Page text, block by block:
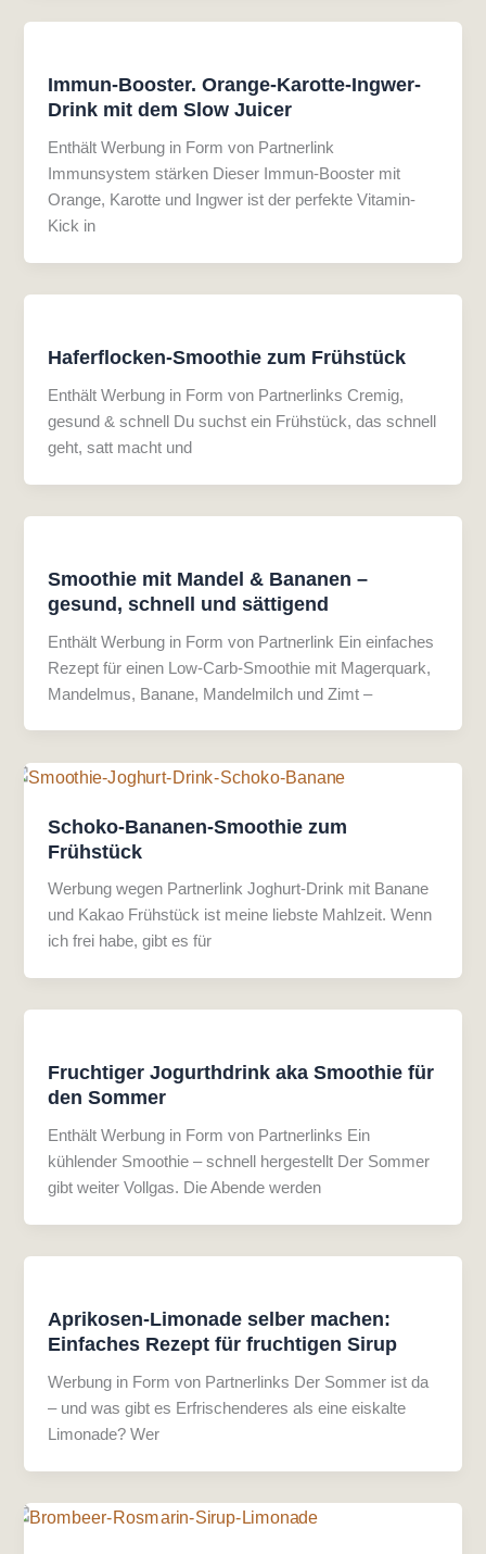
Immun-Booster. Orange-Karotte-Ingwer-
Drink mit dem Slow Juicer
Enthält Werbung in Form von Partnerlink
Immunsystem stärken Dieser Immun-Booster mit
Orange, Karotte und Ingwer ist der perfekte Vitamin-
Kick in
Haferflocken-Smoothie zum Frühstück
Enthält Werbung in Form von Partnerlinks Cremig,
gesund & schnell Du suchst ein Frühstück, das schnell
geht, satt macht und
Smoothie mit Mandel & Bananen –
gesund, schnell und sättigend
Enthält Werbung in Form von Partnerlink Ein einfaches
Rezept für einen Low-Carb-Smoothie mit Magerquark,
Mandelmus, Banane, Mandelmilch und Zimt –
Schoko-Bananen-Smoothie zum
Frühstück
Werbung wegen Partnerlink Joghurt-Drink mit Banane
und Kakao Frühstück ist meine liebste Mahlzeit. Wenn
ich frei habe, gibt es für
Fruchtiger Jogurthdrink aka Smoothie für
den Sommer
Enthält Werbung in Form von Partnerlinks Ein
kühlender Smoothie – schnell hergestellt Der Sommer
gibt weiter Vollgas. Die Abende werden
Aprikosen-Limonade selber machen:
Einfaches Rezept für fruchtigen Sirup
Werbung in Form von Partnerlinks Der Sommer ist da
– und was gibt es Erfrischenderes als eine eiskalte
Limonade? Wer